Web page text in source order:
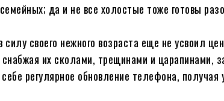
да и не все холостые тоже готовы
своего нежного возраста еще не усвоил
их сколами, трещинами и царапинами,
регулярное обновление телефона, получая